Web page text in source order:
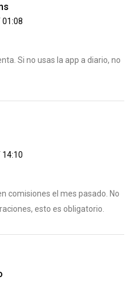
01:08
Si no usas la app a diario, no
14:10
comisiones el mes pasado. No
esto es obligatorio.